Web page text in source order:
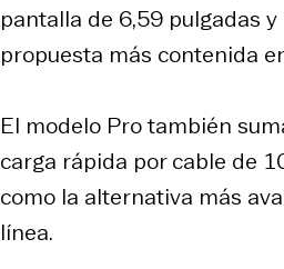
pantalla de 6,59 pulgadas
propuesta más contenida
El modelo Pro también
carga rápida por cable de
como la alternativa más
línea.